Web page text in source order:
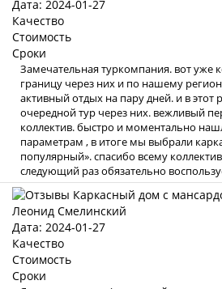
Дата: 2024-01-27
Качество
Стоимость
Сроки
Замечательная туркомпания. вот уже
границу через них и по нашему
активный отдых на пару дней. и в этот
очередной тур через них. вежливый
коллектив. быстро и моментально
параметрам , в итоге мы выбрали
популярный». спасибо всему
следующий раз обязательно
Леонид Смелинский
Дата: 2024-01-27
Качество
Стоимость
Сроки